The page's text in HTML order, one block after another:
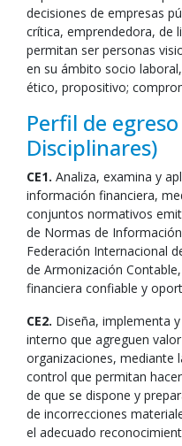
decisiones de empresas
crítica, emprendedora, de
permitan ser personas
en su ámbito socio
ético, propositivo;
Perfil de
Disciplinares)
CE1. Analiza, examina y
información financiera,
conjuntos normativos
de Normas de
Federación Internacional
de Armonización
financiera confiable y
CE2. Diseña, implementa
interno que agreguen
organizaciones, mediante
control que permitan
de que se dispone y
de incorrecciones
el adecuado